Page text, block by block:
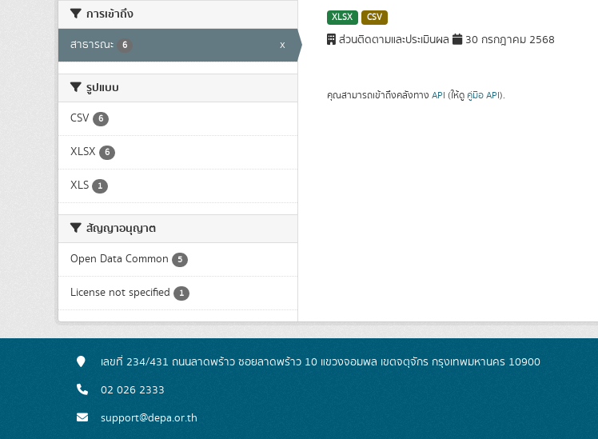
การเข้าถึง
สาธารณะ 6 x
รูปแบบ
CSV 6
XLSX 6
XLS 1
สัญญาอนุญาต
Open Data Common 5
License not specified 1
XLSX CSV
ส่วนติดตามและประเมินผล 30 กรกฎาคม 2568
คุณสามารถเข้าถึงคลังทาง API (ให้ดู คู่มือ API).
เลขที่ 234/431 ถนนลาดพร้าว ซอยลาดพร้าว 10 แขวงจอมพล เขตจตุจักร กรุงเทพมหานคร 10900
02 026 2333
support@depa.or.th